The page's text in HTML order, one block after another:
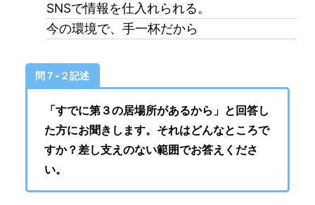
SNSで情報を仕入れられる。
今の環境で、手一杯だから
問７-２記述
「すでに第３の居場所があるから」と回答し
た方にお聞きします。それはどんなところで
すか？差し支えのない範囲でお答えくださ
い。